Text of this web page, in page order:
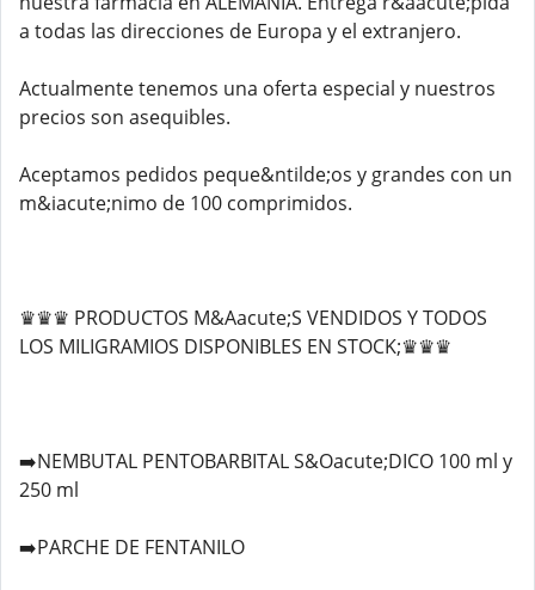
a todas las direcciones de Europa y el extranjero.
Actualmente tenemos una oferta especial y nuestros
precios son asequibles.
Aceptamos pedidos peque&ntilde;os y grandes con un
m&iacute;nimo de 100 comprimidos.
♛♛♛ PRODUCTOS M&Aacute;S VENDIDOS Y TODOS
LOS MILIGRAMIOS DISPONIBLES EN STOCK;♛♛♛
➡️NEMBUTAL PENTOBARBITAL S&Oacute;DICO 100 ml y
250 ml
➡️PARCHE DE FENTANILO